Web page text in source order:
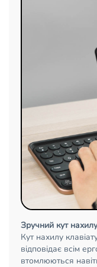
Зручний кут нахилу
Кут нахилу
відповідає всім
втомлюються